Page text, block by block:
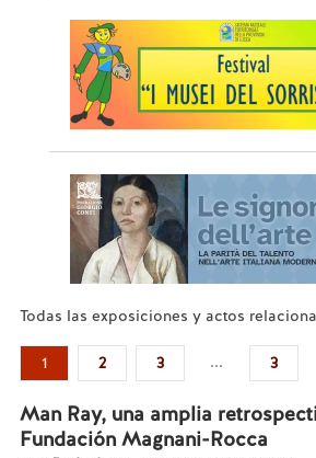
Todas las exposiciones y actos
1 2 3 ... 3
Man Ray, una amplia
Fundación Magnani-Rocca